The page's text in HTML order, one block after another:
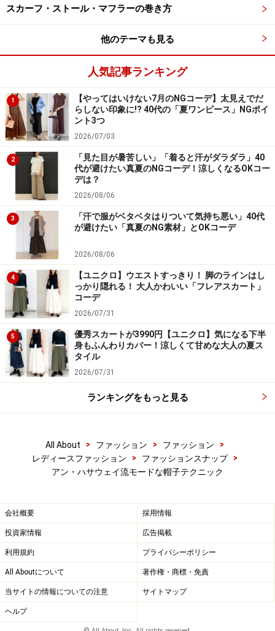
スカーフ・ストール・マフラーの巻き方
他のテーマも見る
人気記事ランキング
1
【やってはいけない7月のNGコーデ】太見えでだ
らしない印象に!? 40代の「夏ワンピース」NGポイ
ント3つ
2026/07/03
2
「見た目が暑苦しい」「着ると汗がダラダラ」40
代が避けたい真夏のNGコーデ！涼しくなるOKコー
デは？
2026/08/06
3
「汗で服がベタベタはりついて気持ち悪い」40代
が避けたい「真夏のNG素材」とOKコーデ
2026/08/06
4
【ユニクロ】ウエストすっきり！ 脚のラインはし
っかり隠れる！ 大人かわいい「フレアスカート」
コーデ
2026/07/31
5
優秀スカートが3990円【ユニクロ】気になる下半
身もふんわりカバー！涼しくて甘めな大人の夏ス
タイル
2026/07/31
ランキングをもっと見る
All About > ファッション > ファッション
>
レディースファッション
> ファッションスナップ
>
アン・ハサウェイ流モードな帽子テクニック
会社概要 採用情報
投資家情報 広告掲載
利用規約 プライバシーポリシー
All Aboutについて 著作権・商標・免責
当サイトの情報についての注意 サイトマップ
ヘルプ